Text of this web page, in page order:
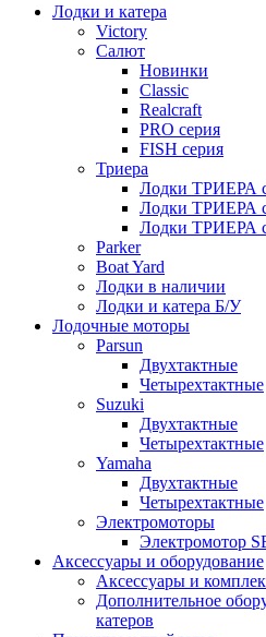
Лодки и катера
Victory
Салют
Новинки
Classic
Realcraft
PRO серия
FISH серия
Триера
Лодки ТРИЕРА
Лодки ТРИЕРА
Лодки ТРИЕРА
Parker
Boat Yard
Лодки в наличии
Лодки и катера Б/У
Лодочные моторы
Parsun
Двухтактные
Четырехтактные
Suzuki
Двухтактные
Четырехтактные
Yamaha
Двухтактные
Четырехтактные
Электромоторы
Электромотор
Аксессуары и оборудование
Аксессуары и
Дополнительное
катеров